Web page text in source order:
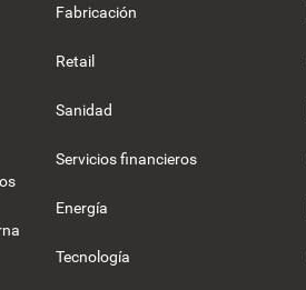
Fabricación
Retail
Sanidad
Servicios financieros
Energía
Tecnología